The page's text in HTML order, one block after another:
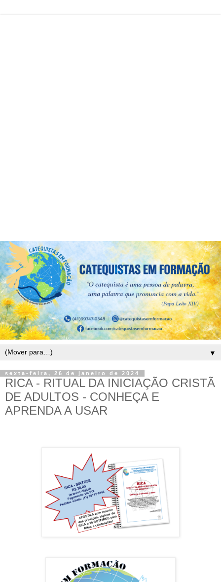
▼
sexta-feira, 26 de janeiro de 2024
RICA - RITUAL DA INICIAÇÃO CRISTÃ
DE ADULTOS - CONHEÇA E
APRENDA A USAR